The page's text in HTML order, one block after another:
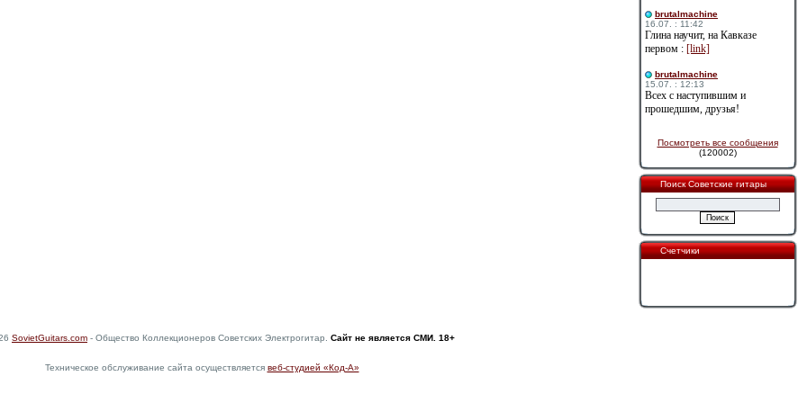
brutalmachine
16.07. : 11:42
Глина научит, на Кавказе
первом : [link]
brutalmachine
15.07. : 12:13
Всех с наступившим и
прошедшим, друзья!
Посмотреть все сообщения
(120002)
Поиск Советские гитары
Счетчики
SovietGuitars.com - Общество Коллекционеров Советских Электрогитар. Сайт не является СМИ. 18+
Техническое обслуживание сайта осуществляется веб-студией «Код-А»